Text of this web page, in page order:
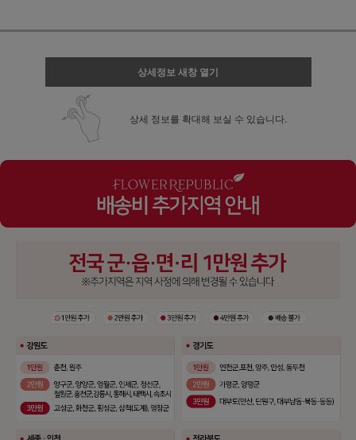
상세정보 새창 열기
상세 정보를 확대해 보실 수 있습니다.